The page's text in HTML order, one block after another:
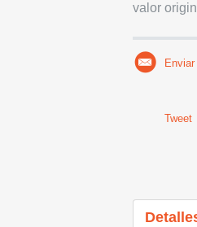
valor
Enviar
Tweet